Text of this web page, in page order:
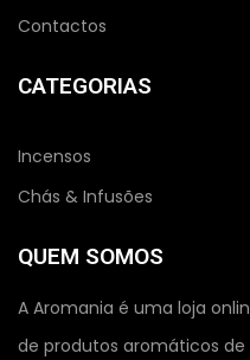
Contactos
CATEGORIAS
Incensos
Chás & Infusões
QUEM SOMOS
A Aromania é uma loja
de produtos aromáticos de